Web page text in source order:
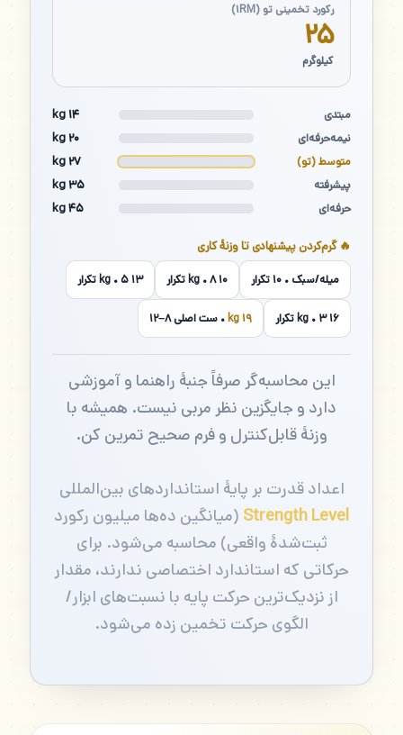
رکورد تخمینی تو (۱RM)
۲۵
کیلوگرم
مبتدی ۱۴ kg
نیمه‌حرفه‌ای ۲۰ kg
متوسط (تو) ۲۷ kg
پیشرفته ۳۵ kg
حرفه‌ای ۴۵ kg
🔥 گرم‌کردن پیشنهادی تا وزنهٔ کاری
میله/سبک • ۱۰ تکرار ۱۰ kg • ۸ تکرار ۱۳ kg • ۵ تکرار
۱۶ kg • ۳ تکرار ۱۹ kg • ست اصلی ۸–۱۲
این محاسبه‌گر صرفاً جنبهٔ راهنما و آموزشی
دارد و جایگزین نظر مربی نیست. همیشه با
وزنهٔ قابل‌کنترل و فرم صحیح تمرین کن.
اعداد قدرت بر پایهٔ استانداردهای بین‌المللی
Strength Level (میانگین ده‌ها میلیون رکورد
ثبت‌شدهٔ واقعی) محاسبه می‌شود. برای
حرکاتی که استاندارد اختصاصی ندارند، مقدار
از نزدیک‌ترین حرکت پایه با نسبت‌های ابزار/
الگوی حرکت تخمین زده می‌شود.